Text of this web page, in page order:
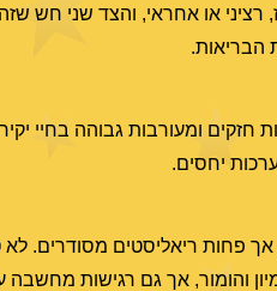
או אחראי, והצד שני חש שזה
הבריאות.
חזקים ומעורבות גבוהה בחיי
יחסים.
פחות ריאליסטים מסודרים. לא
והומור, אך גם רגישות